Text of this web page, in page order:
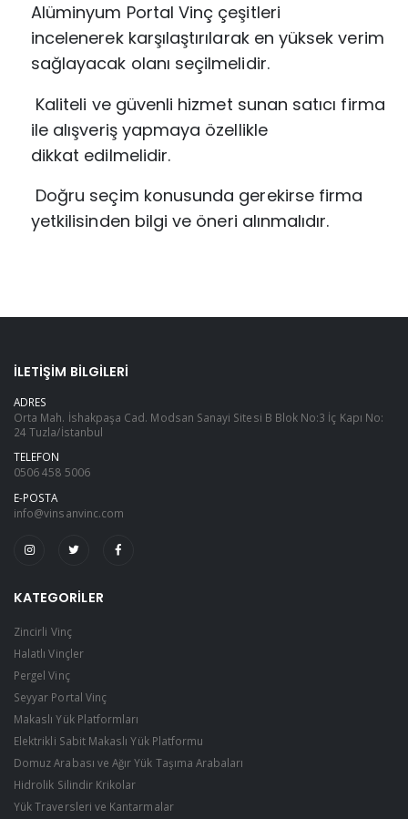
Alüminyum Portal Vinç çeşitleri
incelenerek karşılaştırılarak en yüksek verim
sağlayacak olanı seçilmelidir.
Kaliteli ve güvenli hizmet sunan satıcı firma
ile alışveriş yapmaya özellikle
dikkat edilmelidir.
Doğru seçim konusunda gerekirse firma
yetkilisinden bilgi ve öneri alınmalıdır.
İLETIŞIM BILGILERI
ADRES
Orta Mah. İshakpaşa Cad. Modsan Sanayi Sitesi B Blok No:3 İç Kapı No:
24 Tuzla/İstanbul
TELEFON
0506 458 5006
E-POSTA
info@vinsanvinc.com
KATEGORILER
Zincirli Vinç
Halatlı Vinçler
Pergel Vinç
Seyyar Portal Vinç
Makaslı Yük Platformları
Elektrikli Sabit Makaslı Yük Platformu
Domuz Arabası ve Ağır Yük Taşıma Arabaları
Hidrolik Silindir Krikolar
Yük Traversleri ve Kantarmalar